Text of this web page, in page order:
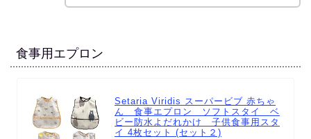
食事用エプロン
Setaria Viridis スーパービブ 赤ちゃ
ん 食事エプロン ソフトスタイ ベ
ビー防水よだれかけ 子供食事用スタ
イ 4枚セット (セット２)